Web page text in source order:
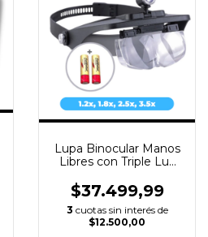
Lupa Binocular Manos
Libres con Triple Luz
Incluidas
$37.499,99
3 cuotas sin interés de
$12.500,00